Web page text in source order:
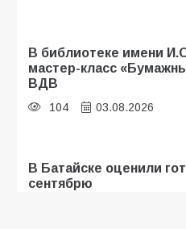
В библиотеке имени
мастер-класс
ВДВ
104 03.08.2026
В Батайске оценили
сентябрю